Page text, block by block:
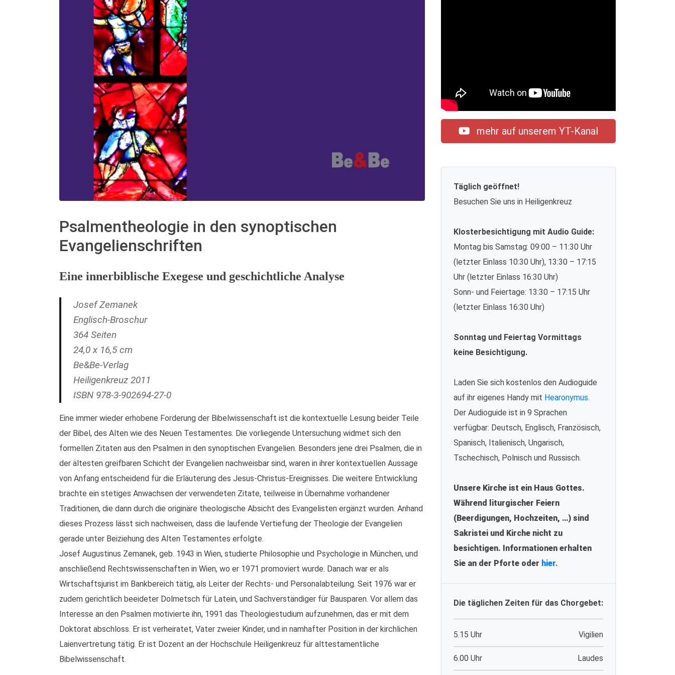
Psalmentheologie in den synoptischen
Evangelienschriften
Eine innerbiblische Exegese und geschichtliche Analyse
Josef Zemanek
Englisch-Broschur
364 Seiten
24,0 x 16,5 cm
Be&Be-Verlag
Heiligenkreuz 2011
ISBN 978-3-902694-27-0
Eine immer wieder erhobene Forderung der Bibelwissenschaft ist die kontextuelle Lesung beider Teile
der Bibel, des Alten wie des Neuen Testamentes. Die vorliegende Untersuchung widmet sich den
formellen Zitaten aus den Psalmen in den synoptischen Evangelien. Besonders jene drei Psalmen, die in
der ältesten greifbaren Schicht der Evangelien nachweisbar sind, waren in ihrer kontextuellen Aussage
von Anfang entscheidend für die Erläuterung des Jesus-Christus-Ereignisses. Die weitere Entwicklung
brachte ein stetiges Anwachsen der verwendeten Zitate, teilweise in Übernahme vorhandener
Traditionen, die dann durch die originäre theologische Absicht des Evangelisten ergänzt wurden. Anhand
dieses Prozess lässt sich nachweisen, dass die laufende Vertiefung der Theologie der Evangelien
gerade unter Beiziehung des Alten Testamentes erfolgte.
Josef Augustinus Zemanek, geb. 1943 in Wien, studierte Philosophie und Psychologie in München, und
anschließend Rechtswissenschaften in Wien, wo er 1971 promoviert wurde. Danach war er als
Wirtschaftsjurist im Bankbereich tätig, als Leiter der Rechts- und Personalabteilung. Seit 1976 war er
zudem gerichtlich beeideter Dolmetsch für Latein, und Sachverständiger für Bausparen. Vor allem das
Interesse an den Psalmen motivierte ihn, 1991 das Theologiestudium aufzunehmen, das er mit dem
Doktorat abschloss. Er ist verheiratet, Vater zweier Kinder, und in namhafter Position in der kirchlichen
Laienvertretung tätig. Er ist Dozent an der Hochschule Heiligenkreuz für alttestamentliche
Bibelwissenschaft.
mehr auf unserem YT-Kanal
Täglich geöffnet!
Besuchen Sie uns in Heiligenkreuz
Klosterbesichtigung mit Audio Guide:
Montag bis Samstag: 09:00 – 11:30 Uhr
(letzter Einlass 10:30 Uhr), 13:30 – 17:15
Uhr (letzter Einlass 16:30 Uhr)
Sonn- und Feiertage: 13:30 – 17:15 Uhr
(letzter Einlass 16:30 Uhr)
Sonntag und Feiertag Vormittags
keine Besichtigung.
Laden Sie sich kostenlos den Audioguide
auf ihr eigenes Handy mit Hearonymus.
Der Audioguide ist in 9 Sprachen
verfügbar: Deutsch, Englisch, Französisch,
Spanisch, Italienisch, Ungarisch,
Tschechisch, Polnisch und Russisch.
Unsere Kirche ist ein Haus Gottes.
Während liturgischer Feiern
(Beerdigungen, Hochzeiten, …) sind
Sakristei und Kirche nicht zu
besichtigen. Informationen erhalten
Sie an der Pforte oder hier.
Die täglichen Zeiten für das Chorgebet:
5.15 Uhr Vigilien
6.00 Uhr Laudes